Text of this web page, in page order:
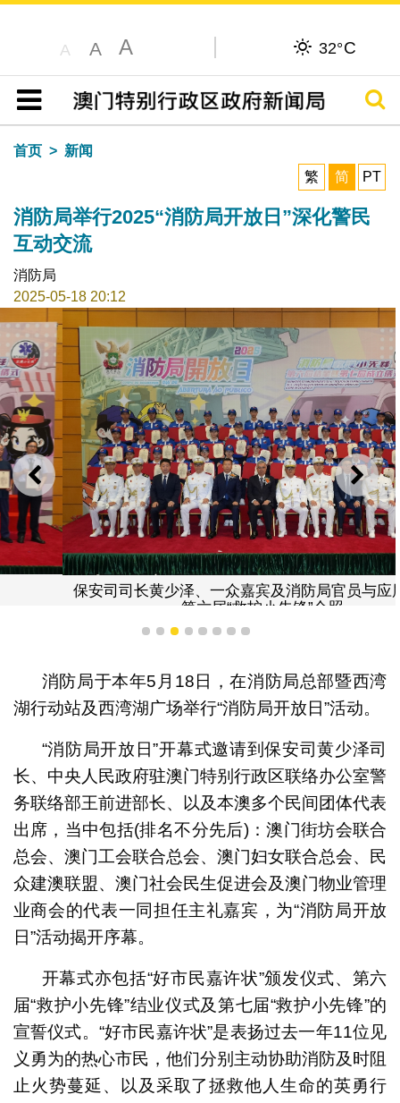
A A A 32°C
目录
搜寻
首页
新闻
繁
简 PT
消防局举行2025“消防局开放日”深化警民
互动交流
消防局
2025-05-18 20:12
上一则 下一
保安司司长黄少泽、一众嘉宾及消防局官员与应届结业的
第六届“救护小先锋”合照
1 2 3 4 5 6 7 8
消防局于本年5月18日，在消防局总部暨西湾
湖行动站及西湾湖广场举行“消防局开放日”活动。
“消防局开放日”开幕式邀请到保安司黄少泽司
长、中央人民政府驻澳门特别行政区联络办公室警
务联络部王前进部长、以及本澳多个民间团体代表
出席，当中包括(排名不分先后)：澳门街坊会联合
总会、澳门工会联合总会、澳门妇女联合总会、民
众建澳联盟、澳门社会民生促进会及澳门物业管理
业商会的代表一同担任主礼嘉宾，为“消防局开放
日”活动揭开序幕。
开幕式亦包括“好市民嘉许状”颁发仪式、第六
届“救护小先锋”结业仪式及第七届“救护小先锋”的
宣誓仪式。“好市民嘉许状”是表扬过去一年11位见
义勇为的热心市民，他们分别主动协助消防及时阻
止火势蔓延、以及采取了拯救他人生命的英勇行